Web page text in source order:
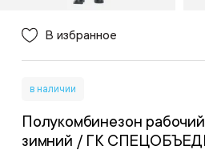
В избранное
в наличии
Полукомбинезон
зимний / ГК